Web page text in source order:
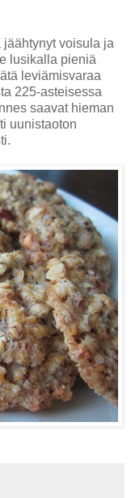
voisula ja
lusikalla pieniä
leviämisvaraa
225-asteisessa
saavat hieman
uunistaoton